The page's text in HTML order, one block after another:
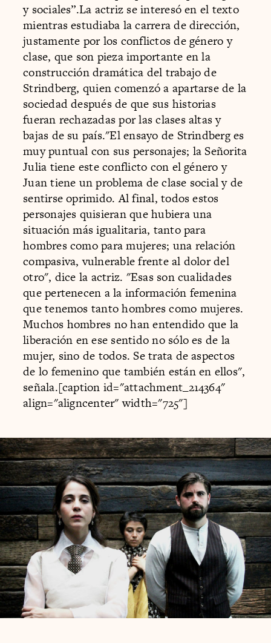
y sociales”.La actriz se interesó en el texto
mientras estudiaba la carrera de dirección,
justamente por los conflictos de género y
clase, que son pieza importante en la
construcción dramática del trabajo de
Strindberg, quien comenzó a apartarse de la
sociedad después de que sus historias
fueran rechazadas por las clases altas y
bajas de su país."El ensayo de Strindberg es
muy puntual con sus personajes; la Señorita
Julia tiene este conflicto con el género y
Juan tiene un problema de clase social y de
sentirse oprimido. Al final, todos estos
personajes quisieran que hubiera una
situación más igualitaria, tanto para
hombres como para mujeres; una relación
compasiva, vulnerable frente al dolor del
otro", dice la actriz. "Esas son cualidades
que pertenecen a la información femenina
que tenemos tanto hombres como mujeres.
Muchos hombres no han entendido que la
liberación en ese sentido no sólo es de la
mujer, sino de todos. Se trata de aspectos
de lo femenino que también están en ellos",
señala.[caption id="attachment_214364"
align="aligncenter" width="725"]